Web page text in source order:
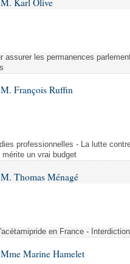
M. Karl Olive
assurer les permanences
François Ruffin
professionnelles - La lutte
un vrai budget
Thomas Ménagé
en France -
Marine Hamelet